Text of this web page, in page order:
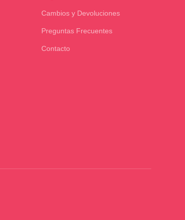
Cambios y Devoluciones
Preguntas Frecuentes
Contacto